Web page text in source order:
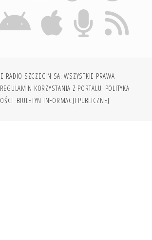
RADIO SZCZECIN SA. WSZYSTKIE PRAWA
REGULAMIN KORZYSTANIA Z PORTALU POLITYKA
BIULETYN INFORMACJI PUBLICZNEJ